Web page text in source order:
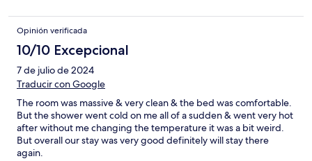
Opinión verificada
10/10 Excepcional
7 de julio de 2024
Traducir con Google
The room was massive & very clean & the bed was comfortable.
But the shower went cold on me all of a sudden & went very hot
after without me changing the temperature it was a bit weird.
But overall our stay was very good definitely will stay there
again.